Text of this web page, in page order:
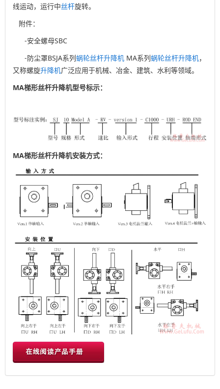
线运动，运行中丝杆旋转。
附件：
-安全螺母SBC
-防尘罩BSJA系列蜗轮丝杆升降机 MA系列蜗轮丝杆升降机，
又称螺旋升降机广泛应用于机械、冶金、建筑、水利等领域。
MA梯形丝杆升降机型号标示：
MA梯形丝杆升降机安装方式：